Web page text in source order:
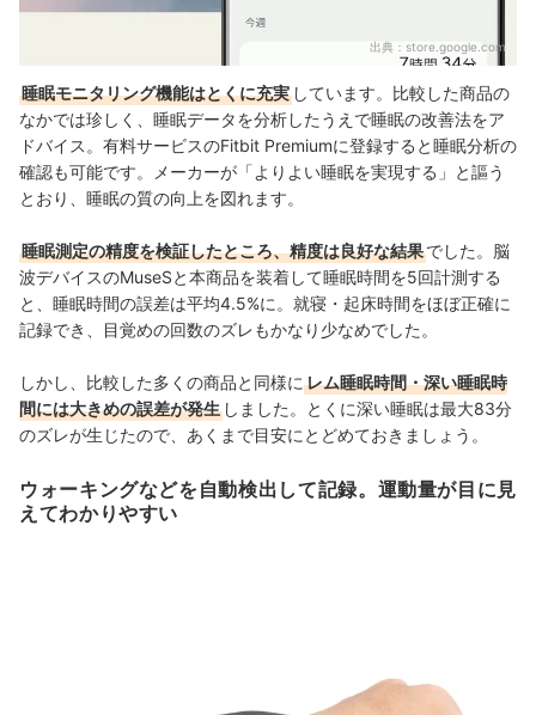
出典： store.google.com
睡眠モニタリング機能はとくに充実 しています。比較した商品の
なかでは珍しく、睡眠データを分析したうえで睡眠の改善法をア
ドバイス。有料サービスのFitbit Premiumに登録すると睡眠分析の
確認も可能です。メーカーが「よりよい睡眠を実現する」と謳う
とおり、睡眠の質の向上を図れます。
睡眠測定の精度を検証したところ、精度は良好な結果でした。脳
波デバイスのMuseSと本商品を装着して睡眠時間を5回計測する
と、睡眠時間の誤差は平均4.5%に。就寝・起床時間をほぼ正確に
記録でき、目覚めの回数のズレもかなり少なめでした。
しかし、比較した多くの商品と同様にレム睡眠時間・深い睡眠時
間には大きめの誤差が発生 しました。とくに深い睡眠は最大83分
のズレが生じたので、あくまで目安にとどめておきましょう。
ウォーキングなどを自動検出して記録。運動量が目に見
えてわかりやすい